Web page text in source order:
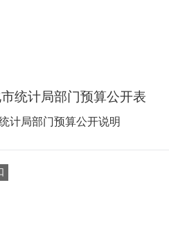
统计局部门预算公开表
计局部门预算公开说明